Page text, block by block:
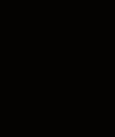
es un